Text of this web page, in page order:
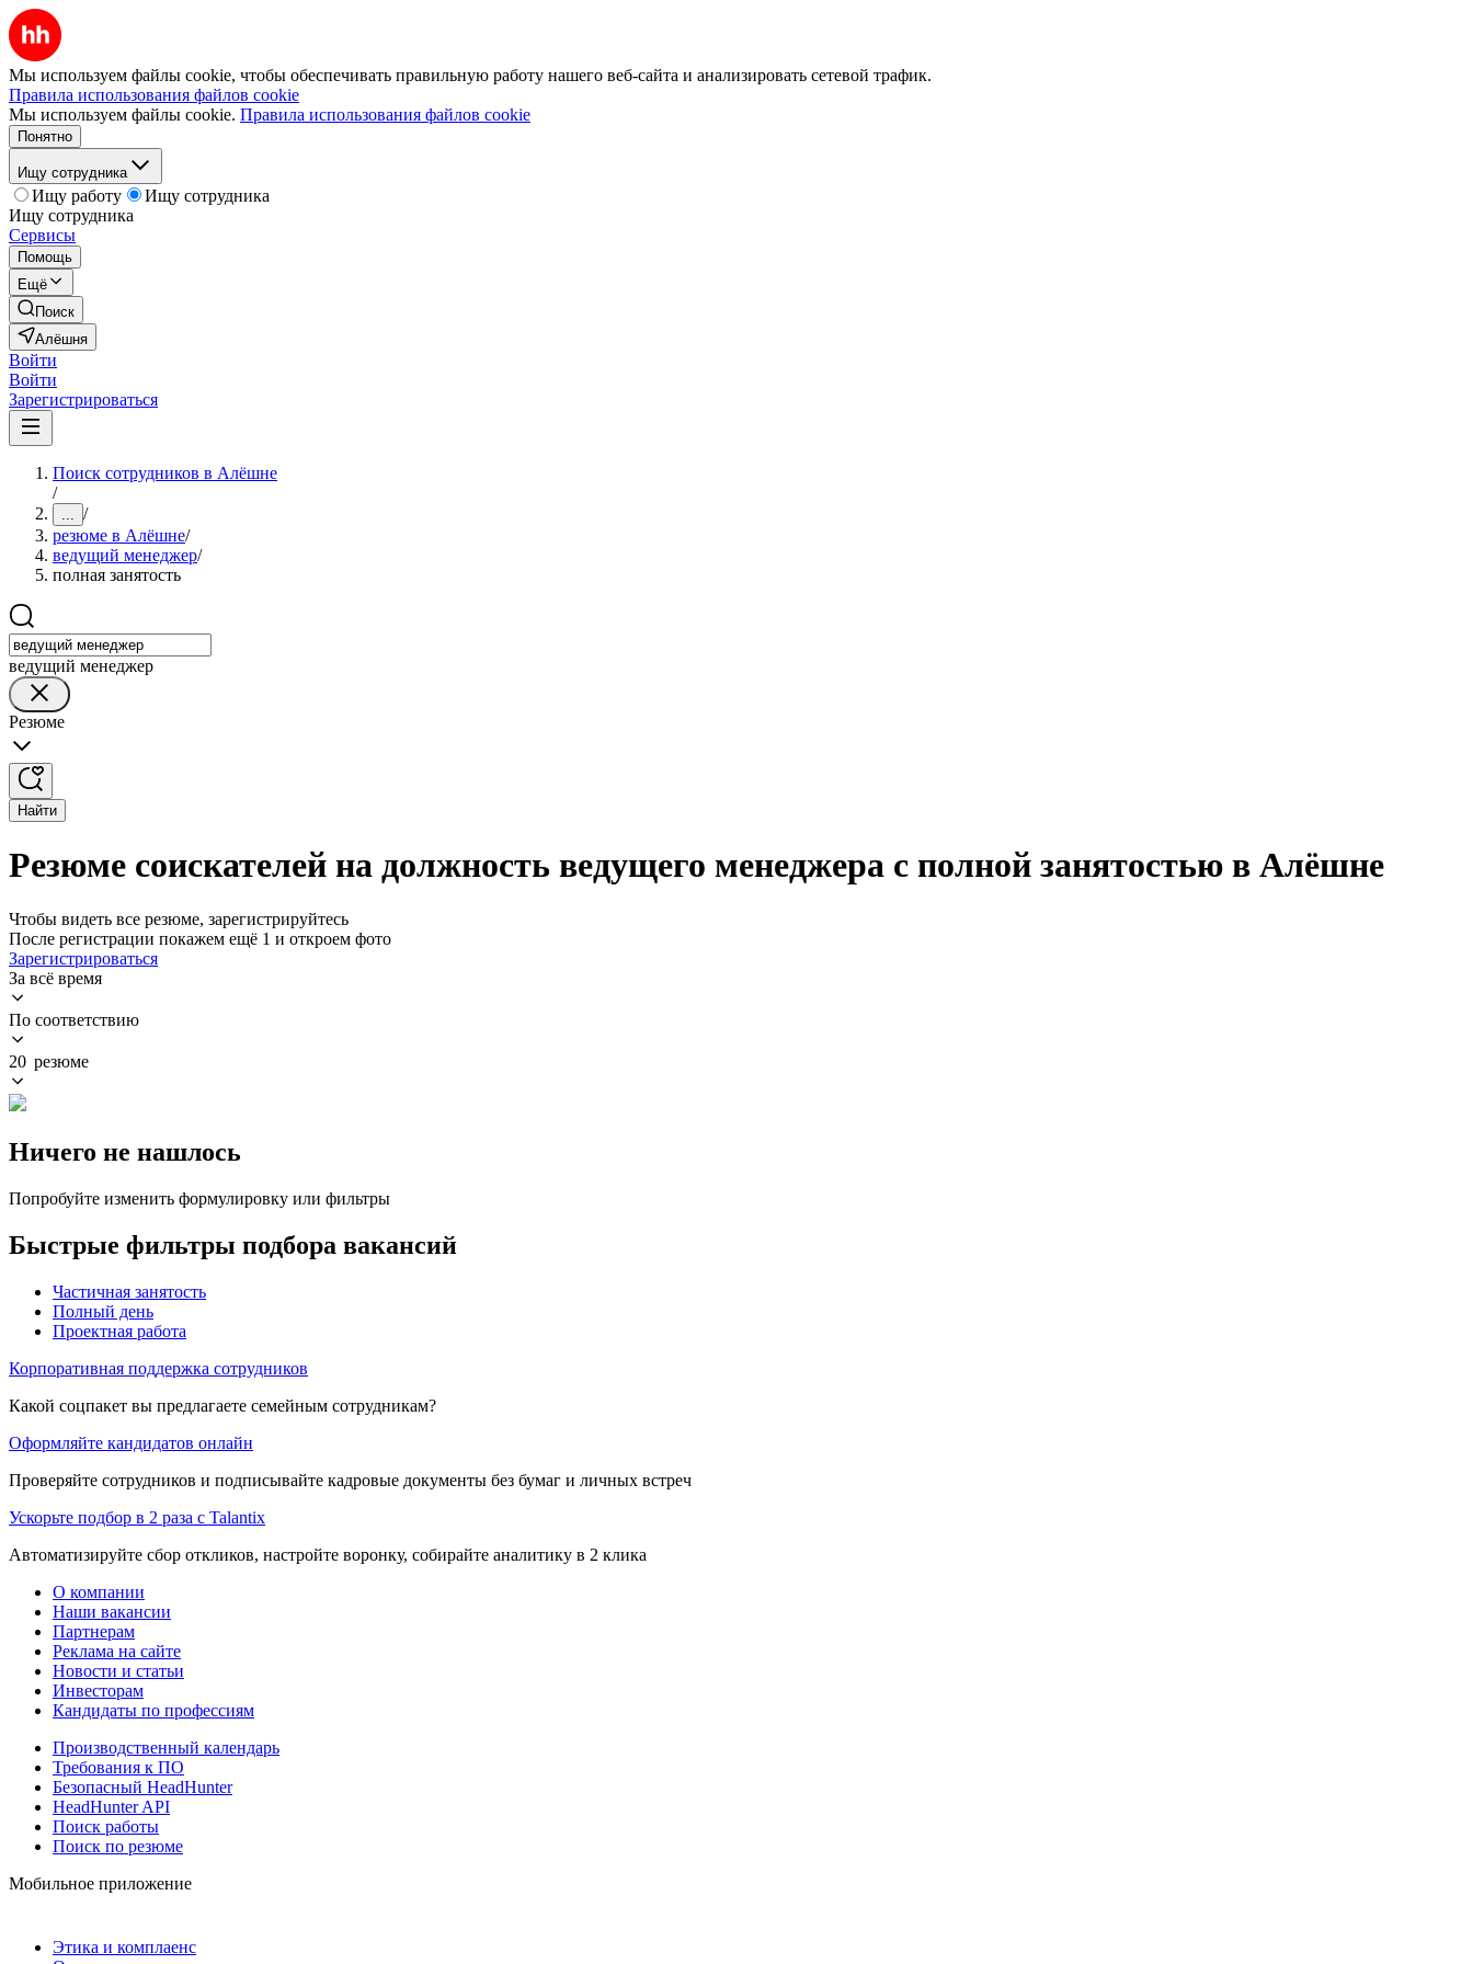
Мы используем файлы cookie, чтобы обеспечивать правильную работу нашего веб-сайта и анализировать сетевой трафик.
Правила использования файлов cookie
Мы используем файлы cookie. Правила использования файлов cookie
Понятно
Ищу сотрудника
Ищу работу
Ищу сотрудника
Ищу сотрудника
Сервисы
Помощь
Ещё
Поиск
Алёшня
Войти
Войти
Зарегистрироваться
Поиск сотрудников в Алёшне
/
... /
резюме в Алёшне/
ведущий менеджер/
полная занятость
ведущий менеджер
Резюме
Найти
Резюме соискателей на должность ведущего менеджера с полной занятостью в Алёшне
Чтобы видеть все резюме, зарегистрируйтесь
После регистрации покажем ещё 1 и откроем фото
Зарегистрироваться
За всё время
По соответствию
20 резюме
Ничего не нашлось
Попробуйте изменить формулировку или фильтры
Быстрые фильтры подбора вакансий
Частичная занятость
Полный день
Проектная работа
Корпоративная поддержка сотрудников
Какой соцпакет вы предлагаете семейным сотрудникам?
Оформляйте кандидатов онлайн
Проверяйте сотрудников и подписывайте кадровые документы без бумаг и личных встреч
Ускорьте подбор в 2 раза с Talantix
Автоматизируйте сбор откликов, настройте воронку, собирайте аналитику в 2 клика
О компании
Наши вакансии
Партнерам
Реклама на сайте
Новости и статьи
Инвесторам
Кандидаты по профессиям
Производственный календарь
Требования к ПО
Безопасный HeadHunter
HeadHunter API
Поиск работы
Поиск по резюме
Мобильное приложение
Этика и комплаенс